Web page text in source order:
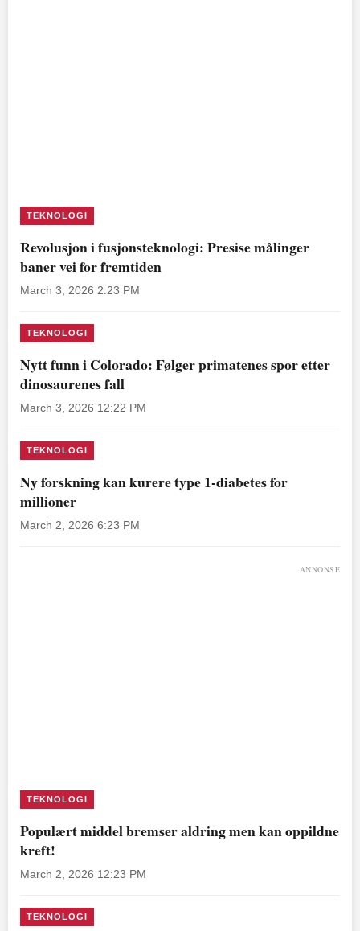
TEKNOLOGI
Revolusjon i fusjonsteknologi: Presise målinger
baner vei for fremtiden
March 3, 2026 2:23 PM
TEKNOLOGI
Nytt funn i Colorado: Følger primatenes spor etter
dinosaurenes fall
March 3, 2026 12:22 PM
TEKNOLOGI
Ny forskning kan kurere type 1-diabetes for
millioner
March 2, 2026 6:23 PM
ANNONSE
TEKNOLOGI
Populært middel bremser aldring men kan oppildne
kreft!
March 2, 2026 12:23 PM
TEKNOLOGI